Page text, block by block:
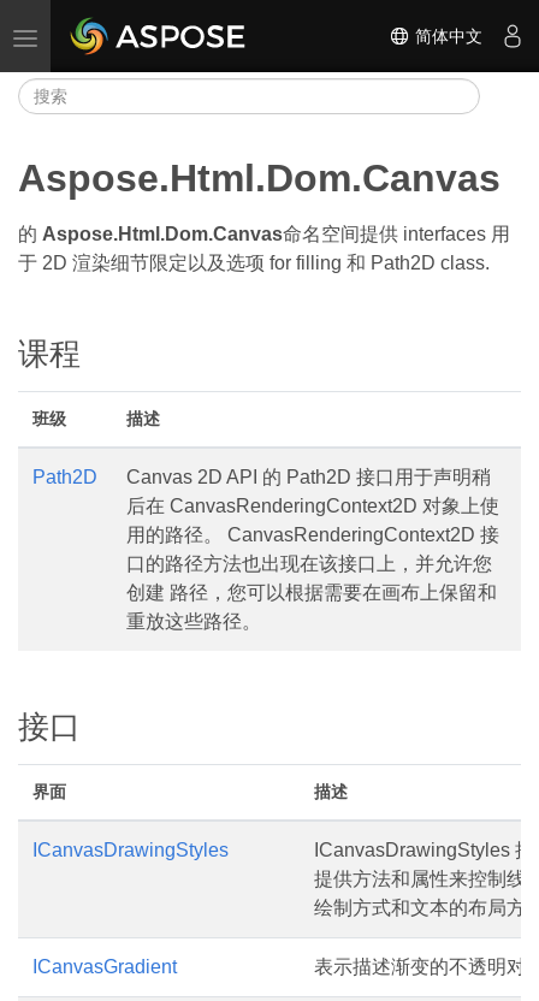
切换导航 简体中文
Aspose.Html.Dom.Canvas
的 Aspose.Html.Dom.Canvas命名空间提供 interfaces 用
于 2D 渲染细节限定以及选项 for filling 和 Path2D class.
课程
班级 描述
Path2D
Canvas 2D API 的 Path2D 接口用于声明稍
后在 CanvasRenderingContext2D 对象上使
用的路径。 CanvasRenderingContext2D 接
口的路径方法也出现在该接口上，并允许您
创建 路径，您可以根据需要在画布上保留和
重放这些路径。
接口
界面 描述
ICanvasDrawingStyles
ICanvasDrawingStyles 接
提供方法和属性来控制线
绘制方式和文本的布局方
ICanvasGradient 表示描述渐变的不透明对